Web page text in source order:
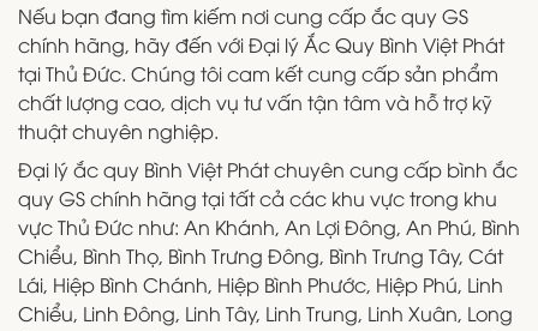
Nếu bạn đang tìm kiếm nơi cung cấp ắc quy GS
chính hãng, hãy đến với Đại lý Ắc Quy Bình Việt Phát
tại Thủ Đức. Chúng tôi cam kết cung cấp sản phẩm
chất lượng cao, dịch vụ tư vấn tận tâm và hỗ trợ kỹ
thuật chuyên nghiệp.
Đại lý ắc quy Bình Việt Phát chuyên cung cấp bình ắc
quy GS chính hãng tại tất cả các khu vực trong khu
vực Thủ Đức như: An Khánh, An Lợi Đông, An Phú, Bình
Chiểu, Bình Thọ, Bình Trưng Đông, Bình Trưng Tây, Cát
Lái, Hiệp Bình Chánh, Hiệp Bình Phước, Hiệp Phú, Linh
Chiểu, Linh Đông, Linh Tây, Linh Trung, Linh Xuân, Long